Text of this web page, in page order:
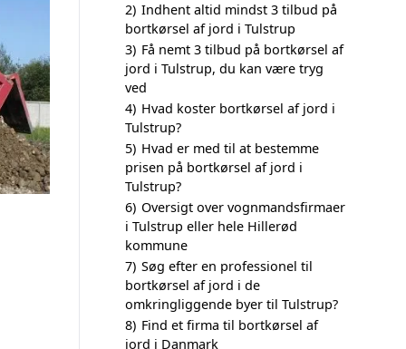
2) Indhent altid mindst 3 tilbud på
bortkørsel af jord i Tulstrup
3) Få nemt 3 tilbud på bortkørsel af
jord i Tulstrup, du kan være tryg
ved
4) Hvad koster bortkørsel af jord i
Tulstrup?
5) Hvad er med til at bestemme
prisen på bortkørsel af jord i
Tulstrup?
6) Oversigt over vognmandsfirmaer
i Tulstrup eller hele Hillerød
kommune
7) Søg efter en professionel til
bortkørsel af jord i de
omkringliggende byer til Tulstrup?
8) Find et firma til bortkørsel af
jord i Danmark